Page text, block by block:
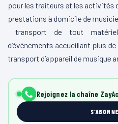
pour les traiteurs et les activités
prestations à domicile de
transport de tout matériel
d’évènements accueillant plus
transport d’appareil de musique
Rejoignez la chaîne